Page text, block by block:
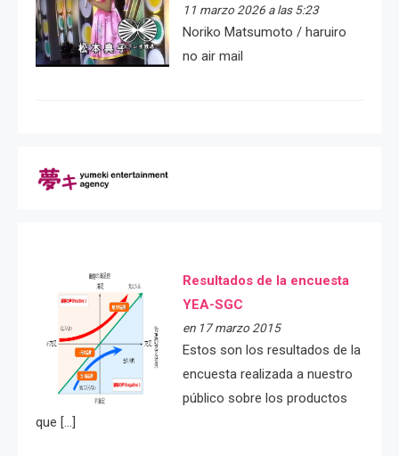
11 marzo 2026 a las 5:23
Noriko Matsumoto / haruiro
no air mail
Resultados de la encuesta
YEA-SGC
en 17 marzo 2015
Estos son los resultados de la
encuesta realizada a nuestro
público sobre los productos
que […]